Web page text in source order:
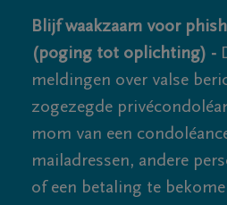
Blijf waakzaam voor
(poging tot oplichting) -
meldingen over valse
zogezegde
mom van een
mailadressen, andere
of een betaling te